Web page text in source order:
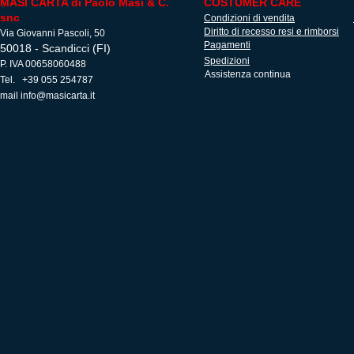
snc
Via Giovanni Pascoli, 50
50018 - Scandicci (FI)
P. IVA 00658060488
Tel. +39 055 254787
mail info@masicarta.it
Condizioni di vendita
Diritto di recesso resi e rimborsi
Pagamenti
Spedizioni
Assistenza continua